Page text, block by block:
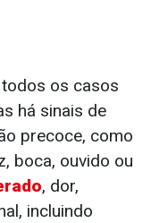
os casos
há sinais de
precoce, como
boca, ouvido ou
, dor,
incluindo